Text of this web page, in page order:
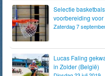
Selectie
voorbereiding
Zaterdag 7
Lucas Faling
in Zolder (België)